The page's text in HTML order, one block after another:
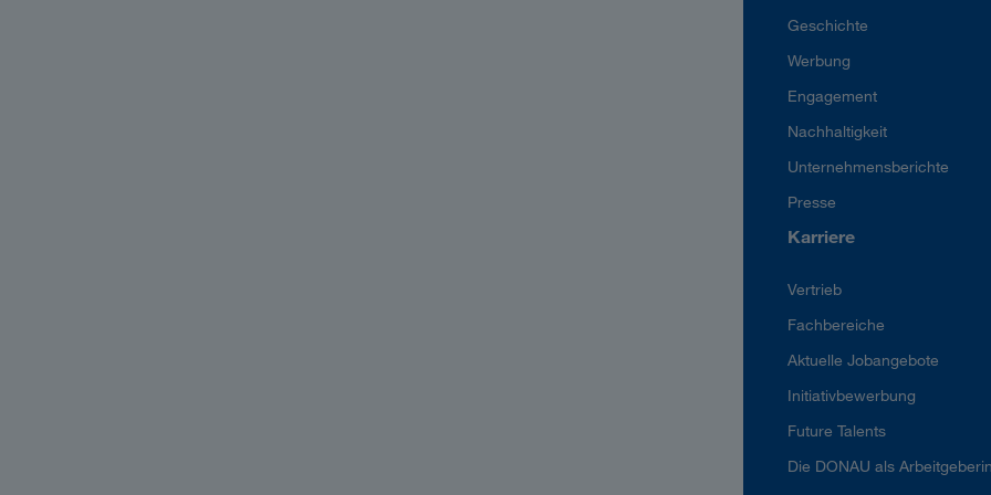
Geschichte
Werbung
Engagement
Nachhaltigkeit
Unternehmensberichte
Presse
Karriere
Vertrieb
Fachbereiche
Aktuelle Jobangebote
Initiativbewerbung
Future Talents
Die DONAU als